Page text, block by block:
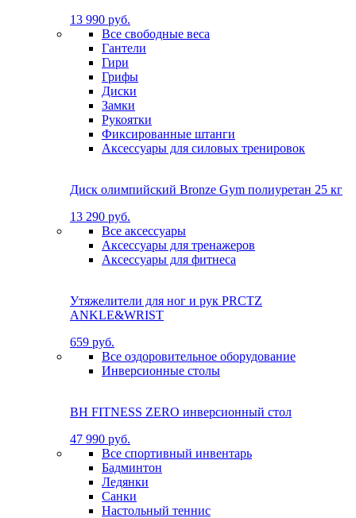
13 990 руб.
Все свободные веса
Гантели
Гири
Грифы
Диски
Замки
Рукоятки
Фиксированные штанги
Аксессуары для силовых тренировок
Диск олимпийский Bronze Gym полиуретан 25 кг
13 290 руб.
Все аксессуары
Аксессуары для тренажеров
Аксессуары для фитнеса
Утяжелители для ног и рук PRCTZ
ANKLE&WRIST
659 руб.
Все оздоровительное оборудование
Инверсионные столы
BH FITNESS ZERO инверсионный стол
47 990 руб.
Все спортивный инвентарь
Бадминтон
Ледянки
Санки
Настольный теннис